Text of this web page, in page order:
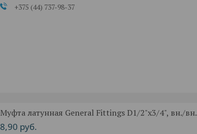
+375 (44) 737-98-37
Муфта латунная General Fittings D1/2"x3/4", вн./вн.
8,90 руб.